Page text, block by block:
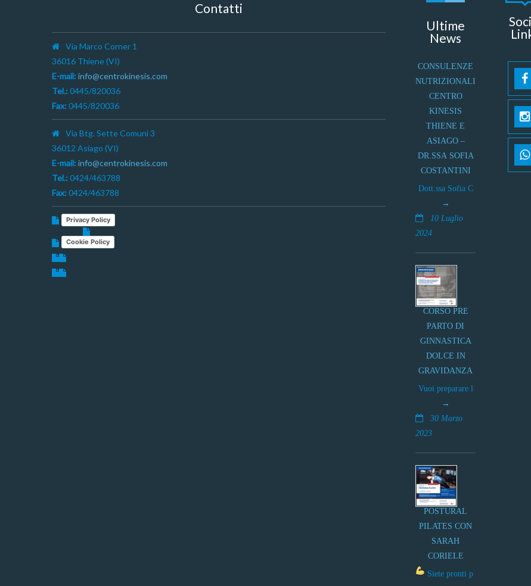
Contatti
Via Marco Corner 1
36016 Thiene (VI)
E-mail: info@centrokinesis.com
Tel.: 0445/820036
Fax: 0445/820036
Via Btg. Sette Comuni 3
36012 Asiago (VI)
E-mail: info@centrokinesis.com
Tel.: 0424/463788
Fax: 0424/463788
Privacy Policy
Cookie Policy
Ultime
News
CONSULENZE
NUTRIZIONALI
CENTRO
KINESIS
THIENE E
ASIAGO –
DR.SSA SOFIA
COSTANTINI
Dott.ssa Sofia C
10 Luglio
2024
CORSO PRE
PARTO DI
GINNASTICA
DOLCE IN
GRAVIDANZA
Vuoi preparare l
30 Marzo
2023
POSTURAL
PILATES CON
SARAH
CORIELE
Siete pronti p